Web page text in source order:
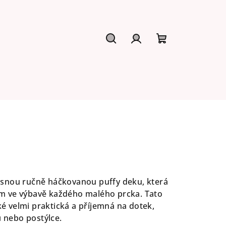
ručně háčkovanou puffy deku, která
ve výbavě každého malého prcka. Tato
velmi praktická a příjemná na dotek,
postýlce.